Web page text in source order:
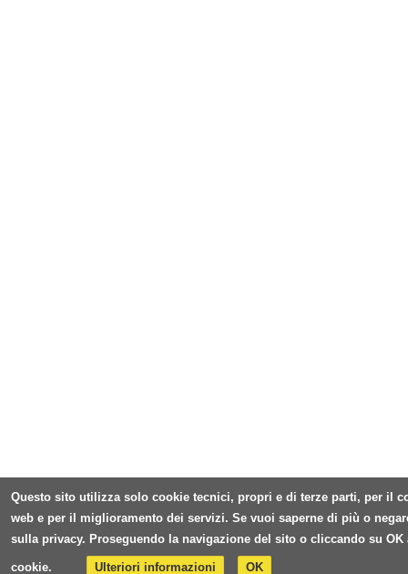
Questo sito utilizza solo cookie tecnici, propri e di terze parti, per il
web e per il miglioramento dei servizi. Se vuoi saperne di più o
sulla privacy. Proseguendo la navigazione del sito o cliccando su
cookie. Ulteriori informazioni OK